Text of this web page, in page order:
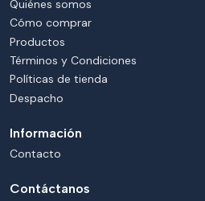
Quiénes somos
Cómo comprar
Productos
Términos y Condiciones
Políticas de tienda
Despacho
Información
Contacto
Contáctanos